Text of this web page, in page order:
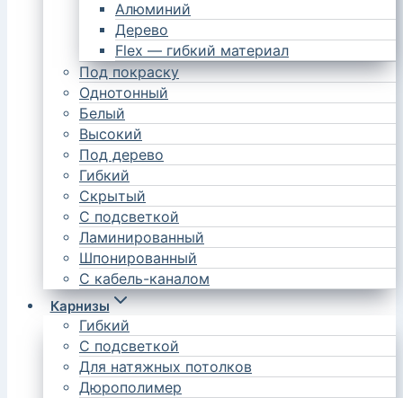
Алюминий
Дерево
Flex — гибкий материал
Под покраску
Однотонный
Белый
Высокий
Под дерево
Гибкий
Скрытый
С подсветкой
Ламинированный
Шпонированный
С кабель-каналом
Карнизы
Гибкий
С подсветкой
Для натяжных потолков
Дюрополимер